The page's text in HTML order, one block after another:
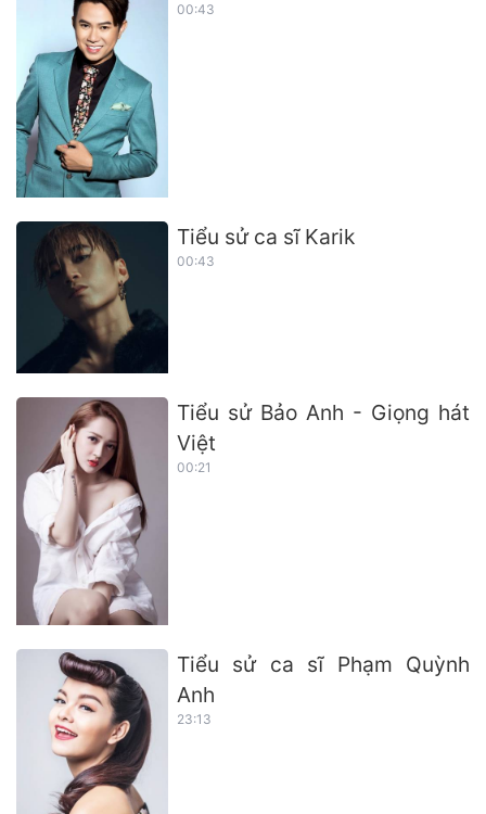
00:43
Tiểu sử ca sĩ Karik
00:43
Tiểu sử Bảo Anh - Giọng hát
Việt
00:21
Tiểu sử ca sĩ Phạm Quỳnh
Anh
23:13